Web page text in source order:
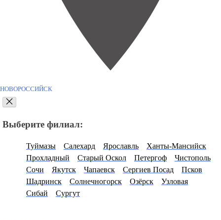
НОВОРОССИЙСК
Выберите филиал:
Туймазы Салехард Ярославль
Ханты-Мансийск
Прохладный
Старый Оскол Петергоф
Чистополь
Сочи
Якутск Чапаевск Сергиев Посад
Псков
Шадринск
Солнечногорск Озёрск
Узловая
Сибай
Сургут